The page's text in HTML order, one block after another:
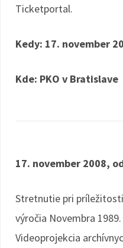
Ticketportal.
Kedy: 17. november
Kde: PKO v Bratislave
17. november 2008,
Stretnutie pri príležitosti
výročia Novembra 1989.
Videoprojekcia